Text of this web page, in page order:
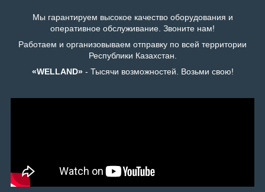
Мы гарантируем высокое качество оборудования и
оперативное обслуживание. Звоните нам!
Работаем и организовываем отправку по всей территории
Республики Казахстан.
«WELLAND»- Тысячи возможностей. Возьми свою!